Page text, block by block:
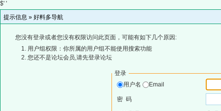
$' '
提示信息 » 好料多导航
您没有登录或者您没有权限访问此页面，可能有如下几个原因:
用户组权限：你所属的用户组不能使用搜索功能
您还不是论坛会员,请先登录论坛
登录
用户名
Email
密 码